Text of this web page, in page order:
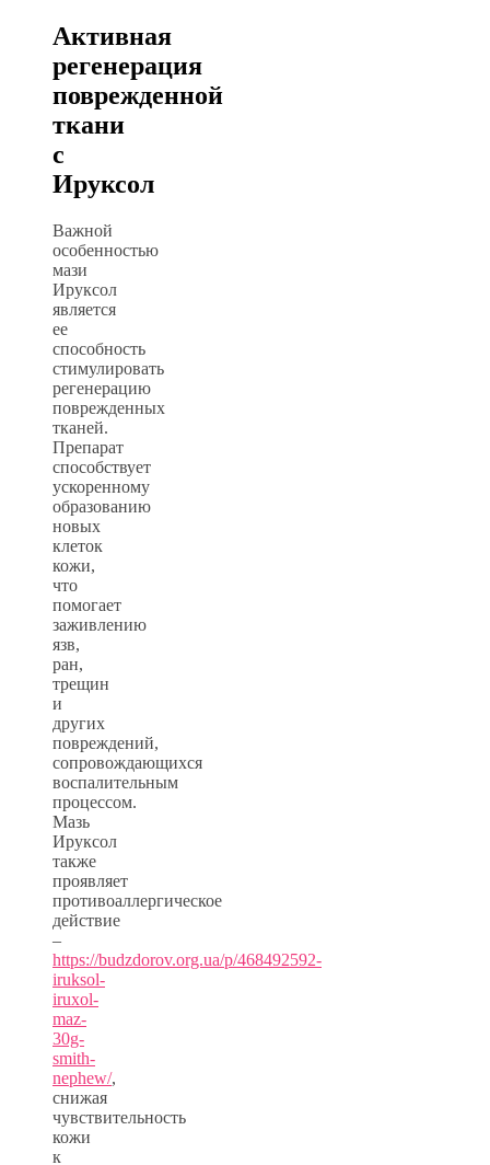
Активная
регенерация
поврежденной
ткани
с
Ируксол
Важной
особенностью
мази
Ируксол
является
ее
способность
стимулировать
регенерацию
поврежденных
тканей.
Препарат
способствует
ускоренному
образованию
новых
клеток
кожи,
что
помогает
заживлению
язв,
ран,
трещин
и
других
повреждений,
сопровождающихся
воспалительным
процессом.
Мазь
Ируксол
также
проявляет
противоаллергическое
действие
–
https://budzdorov.org.ua/p/468492592-
iruksol-
iruxol-
maz-
30g-
smith-
nephew/,
снижая
чувствительность
кожи
к